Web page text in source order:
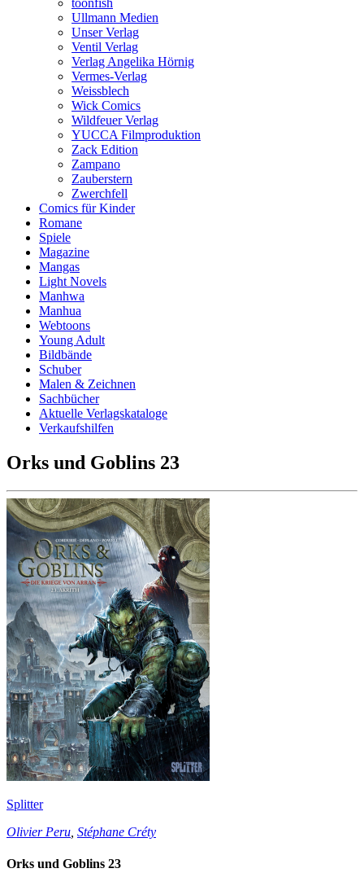
toonfish
Ullmann Medien
Unser Verlag
Ventil Verlag
Verlag Angelika Hörnig
Vermes-Verlag
Weissblech
Wick Comics
Wildfeuer Verlag
YUCCA Filmproduktion
Zack Edition
Zampano
Zauberstern
Zwerchfell
Comics für Kinder
Romane
Spiele
Magazine
Mangas
Light Novels
Manhwa
Manhua
Webtoons
Young Adult
Bildbände
Schuber
Malen & Zeichnen
Sachbücher
Aktuelle Verlagskataloge
Verkaufshilfen
Orks und Goblins 23
Splitter
Olivier Peru Stéphane Créty
Orks und Goblins 23